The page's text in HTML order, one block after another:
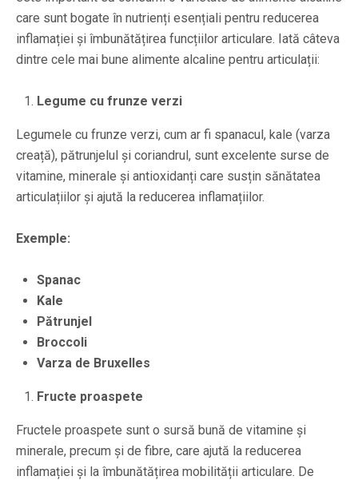
care sunt bogate în nutrienți esențiali pentru reducerea
inflamației și îmbunătățirea funcțiilor articulare. Iată câteva
dintre cele mai bune alimente alcaline pentru articulații:
Legume cu frunze verzi
Legumele cu frunze verzi, cum ar fi spanacul, kale (varza
creață), pătrunjelul și coriandrul, sunt excelente surse de
vitamine, minerale și antioxidanți care susțin sănătatea
articulațiilor și ajută la reducerea inflamațiilor.
Exemple:
Spanac
Kale
Pătrunjel
Broccoli
Varza de Bruxelles
Fructe proaspete
Fructele proaspete sunt o sursă bună de vitamine și
minerale, precum și de fibre, care ajută la reducerea
inflamației și la îmbunătățirea mobilității articulare. De